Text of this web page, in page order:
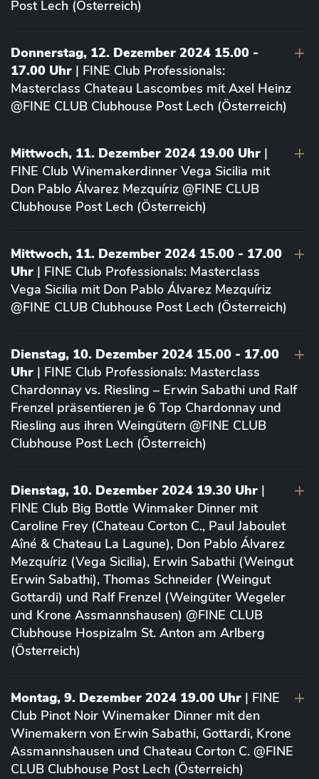
Post Lech (Österreich)
Donnerstag, 12. Dezember 2024 15.00 -
17.00 Uhr | FINE Club Professionals:
Masterclass Chateau Lascombes mit Axel Heinz
@FINE CLUB Clubhouse Post Lech (Österreich)
Mittwoch, 11. Dezember 2024 19.00 Uhr |
FINE Club Winemakerdinner Vega Sicilia mit
Don Pablo Álvarez Mezquíriz @FINE CLUB
Clubhouse Post Lech (Österreich)
Mittwoch, 11. Dezember 2024 15.00 - 17.00
Uhr | FINE Club Professionals: Masterclass
Vega Sicilia mit Don Pablo Álvarez Mezquíriz
@FINE CLUB Clubhouse Post Lech (Österreich)
Dienstag, 10. Dezember 2024 15.00 - 17.00
Uhr | FINE Club Professionals: Masterclass
Chardonnay vs. Riesling – Erwin Sabathi und Ralf
Frenzel präsentieren je 6 Top Chardonnay und
Riesling aus ihren Weingütern @FINE CLUB
Clubhouse Post Lech (Österreich)
Dienstag, 10. Dezember 2024 19.30 Uhr |
FINE Club Big Bottle Winmaker Dinner mit
Caroline Frey (Chateau Corton C., Paul Jaboulet
Aîné & Chateau La Lagune), Don Pablo Álvarez
Mezquíriz (Vega Sicilia), Erwin Sabathi (Weingut
Erwin Sabathi), Thomas Schneider (Weingut
Gottardi) und Ralf Frenzel (Weingüter Wegeler
und Krone Assmannshausen) @FINE CLUB
Clubhouse Hospizalm St. Anton am Arlberg
(Österreich)
Montag, 9. Dezember 2024 19.00 Uhr | FINE
Club Pinot Noir Winemaker Dinner mit den
Winemakern von Erwin Sabathi, Gottardi, Krone
Assmannshausen und Chateau Corton C. @FINE
CLUB Clubhouse Post Lech (Österreich)